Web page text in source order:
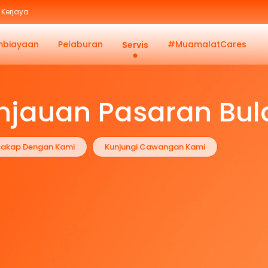
Kerjaya
Pelaburan Servis #MuamalatCares
Pasaran
Dengan Kami Kunjungi Cawangan Kami